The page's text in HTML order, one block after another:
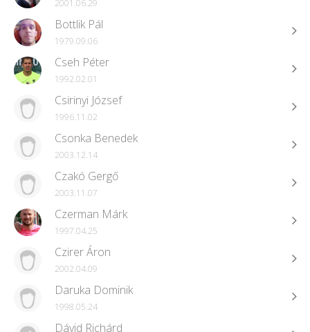
2001.06.29
Bottlik Pál
1979.09.06
Cseh Péter
1992.02.01
Csirinyi József
1996.11.02
Csonka Benedek
2003.12.14
Czakó Gergő
2003.11.07
Czerman Márk
1997.04.25
Czirer Áron
2002.04.09
Daruka Dominik
1998.05.24
Dávid Richárd